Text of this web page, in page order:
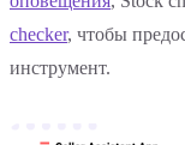
checker, чтобы
инструмент.